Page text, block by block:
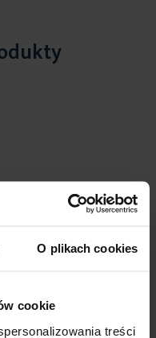
O plikach cookies
cookie
treści
zakupem